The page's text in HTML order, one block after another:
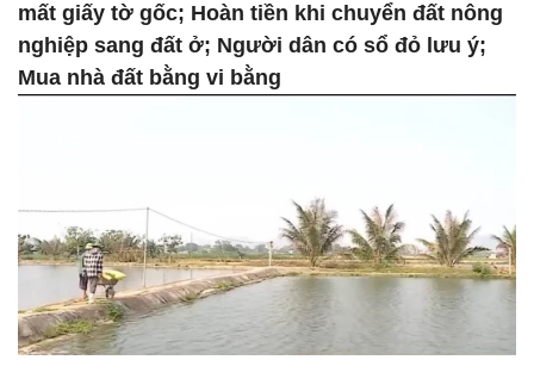
mất giấy tờ gốc; Hoàn tiền khi chuyển đất nông
nghiệp sang đất ở; Người dân có sổ đỏ lưu ý;
Mua nhà đất bằng vi bằng